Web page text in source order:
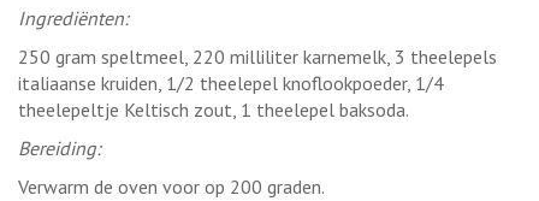
Ingrediënten:
250 gram speltmeel, 220 milliliter karnemelk, 3 theelepels
italiaanse kruiden, 1/2 theelepel knoflookpoeder, 1/4
theelepeltje Keltisch zout, 1 theelepel baksoda.
Bereiding:
Verwarm de oven voor op 200 graden.